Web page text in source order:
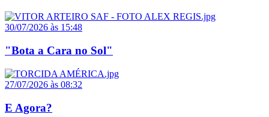
30/07/2026 às 15:48
"Bota a Cara no Sol"
27/07/2026 às 08:32
E Agora?